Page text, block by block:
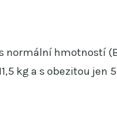
normální hmotností
kg a s obezitou jen